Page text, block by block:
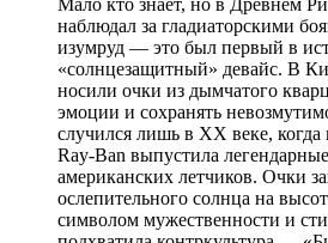
Мало кто знает, но в Древнем
наблюдал за гладиаторскими
изумруд — это был первый в
«солнцезащитный» девайс. В
носили очки из дымчатого
эмоции и сохранять
случился лишь в XX веке,
Ray-Ban выпустила
американских летчиков. Очки
ослепительного солнца на
символом мужественности и